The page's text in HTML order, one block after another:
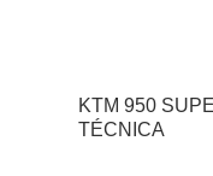
KTM 950
TÉCNICA